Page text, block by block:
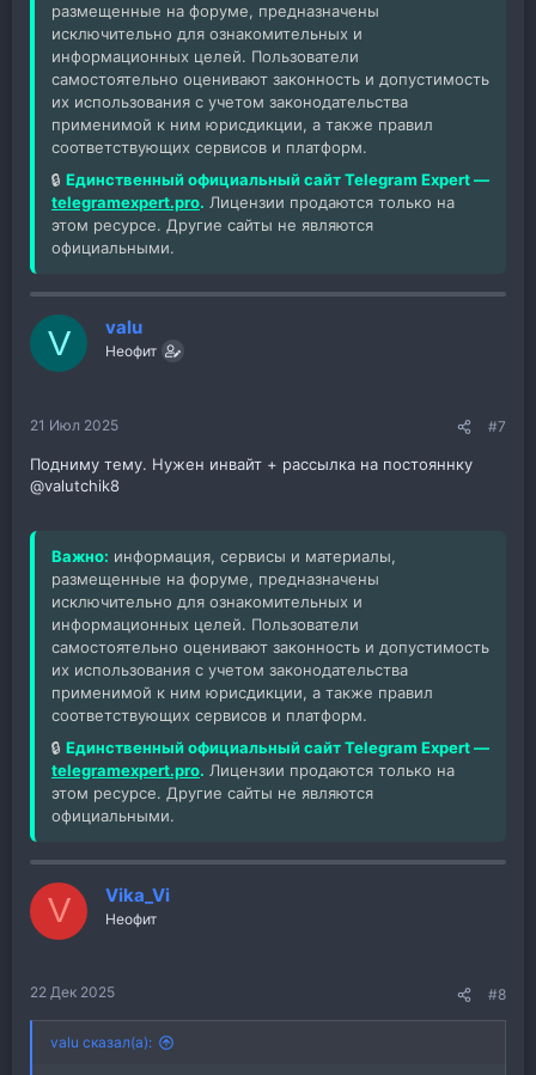
размещенные на форуме, предназначены
исключительно для ознакомительных и
информационных целей. Пользователи
самостоятельно оценивают законность и допустимость
их использования с учетом законодательства
применимой к ним юрисдикции, а также правил
соответствующих сервисов и платформ.
🔒 Единственный официальный сайт Telegram Expert —
telegramexpert.pro. Лицензии продаются только на
этом ресурсе. Другие сайты не являются
официальными.
V valu
Неофит
21 Июл 2025 #7
Подниму тему. Нужен инвайт + рассылка на постояннку
@valutchik8
Важно: информация, сервисы и материалы,
размещенные на форуме, предназначены
исключительно для ознакомительных и
информационных целей. Пользователи
самостоятельно оценивают законность и допустимость
их использования с учетом законодательства
применимой к ним юрисдикции, а также правил
соответствующих сервисов и платформ.
🔒 Единственный официальный сайт Telegram Expert —
telegramexpert.pro. Лицензии продаются только на
этом ресурсе. Другие сайты не являются
официальными.
V Vika_Vi
Неофит
22 Дек 2025 #8
valu сказал(а):